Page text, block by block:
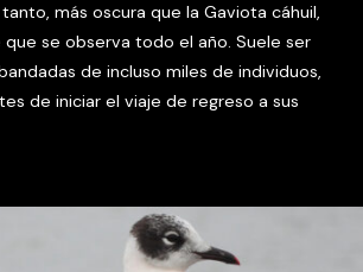
más oscura que la Gaviota cáhuil,
se observa todo el año. Suele ser
de incluso miles de individuos,
de iniciar el viaje de regreso a sus